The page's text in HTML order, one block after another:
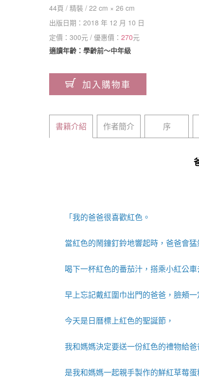
44頁 /精裝 /22 cm × 26 cm
出版日期：2018 年 12 月 10 日
定價：300元 / 優惠價：270元
適讀年齡：學齡前～中年級
加入購物車
書籍介紹 作者簡介 序
「我的爸爸很喜歡紅色。
當紅色的鬧鐘釘鈴地響起時，爸爸會猛
喝下一杯紅色的番茄汁，搭乘小紅公車
早上忘記戴紅圍巾出門的爸爸，臉頰一
今天是日曆標上紅色的聖誕節，
我和媽媽決定要送一份紅色的禮物給爸
是我和媽媽一起親手製作的鮮紅草莓蛋